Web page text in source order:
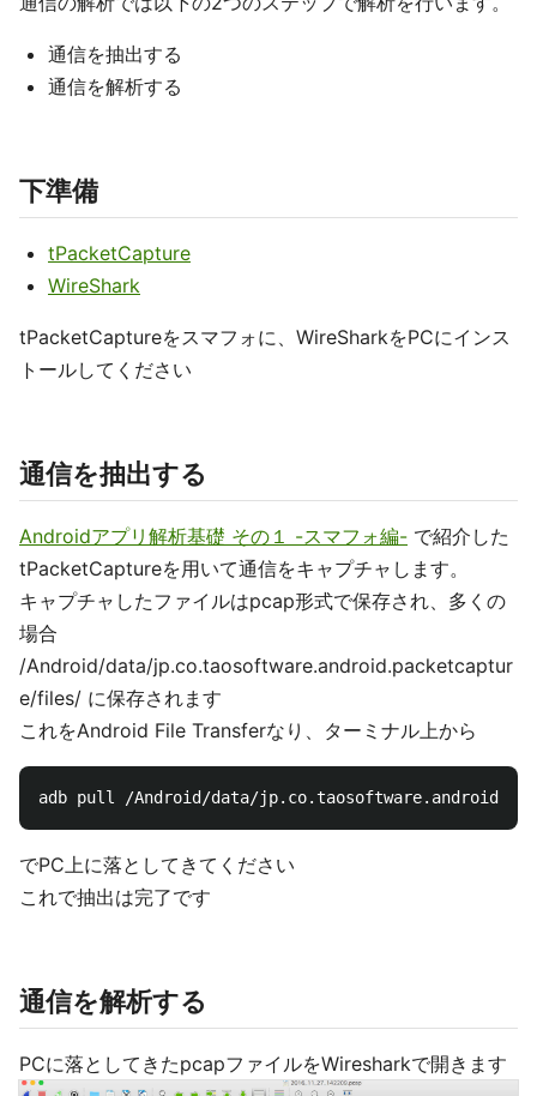
通信を抽出する
通信を解析する
下準備
tPacketCapture
WireShark
tPacketCaptureをスマフォに、WireSharkをPCにインス
トールしてください
通信を抽出する
Androidアプリ解析基礎 その１ -スマフォ編- で紹介した
tPacketCaptureを用いて通信をキャプチャします。
キャプチャしたファイルはpcap形式で保存され、多くの
場合
/Android/data/jp.co.taosoftware.android.packetcaptur
e/files/ に保存されます
これをAndroid File Transferなり、ターミナル上から
でPC上に落としてきてください
これで抽出は完了です
通信を解析する
PCに落としてきたpcapファイルをWiresharkで開きます